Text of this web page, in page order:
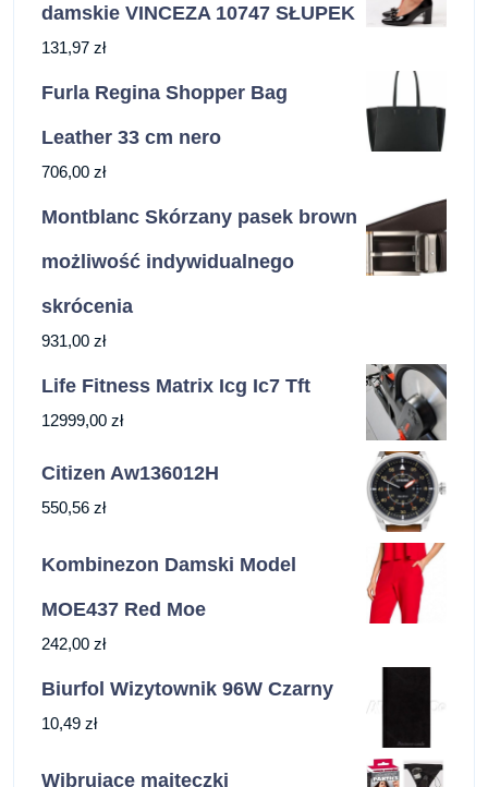
damskie VINCEZA 10747 SŁUPEK
131,97 zł
Furla Regina Shopper Bag
Leather 33 cm nero
706,00 zł
Montblanc Skórzany pasek brown
możliwość indywidualnego
skrócenia
931,00 zł
Life Fitness Matrix Icg Ic7 Tft
12999,00 zł
Citizen Aw136012H
550,56 zł
Kombinezon Damski Model
MOE437 Red Moe
242,00 zł
Biurfol Wizytownik 96W Czarny
10,49 zł
Wibrujące majteczki